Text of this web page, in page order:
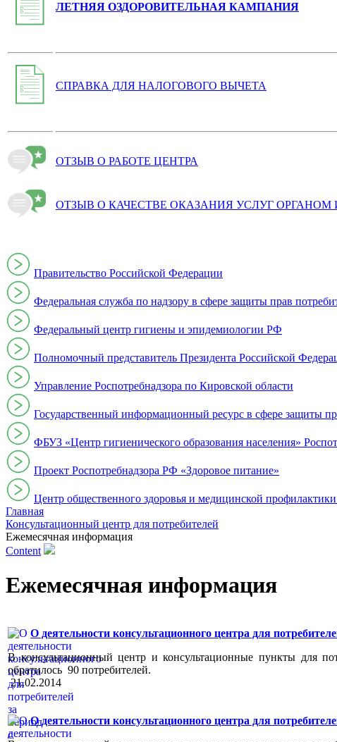
ЛЕТНЯЯ ОЗДОРОВИТЕЛЬНАЯ КАМПАНИЯ
СПРАВКА ДЛЯ НАЛОГОВОГО ВЫЧЕТА
ОТЗЫВ О РАБОТЕ ЦЕНТРА
ОТЗЫВ О КАЧЕСТВЕ ОКАЗАНИЯ УСЛУГ
Правительство Российской Федерации
Федеральная служба по надзору в сфере защиты прав
Федеральный центр гигиены и эпидемиологии РФ
Полномочный представитель Президента Российской
Управление Роспотребнадзора по Кировской области
Государственный информационный ресурс в сфере защиты
ФБУЗ «Центр гигиенического образования населения»
Проект Роспотребнадзора РФ «Здоровое питание»
Центр общественного здоровья и медицинской
Главная
Консультационный центр для потребителей
Ежемесячная информация
Content
Ежемесячная информация
О деятельности консультационного центра для
В консультационный центр и консультационные пункты для
обратилось 90 потребителей.
21.02.2014
О деятельности консультационного центра для